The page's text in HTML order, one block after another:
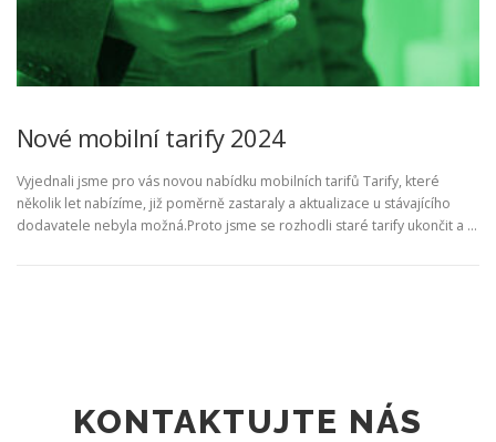
Nové mobilní tarify 2024
Vyjednali jsme pro vás novou nabídku mobilních tarifů Tarify, které
několik let nabízíme, již poměrně zastaraly a aktualizace u stávajícího
dodavatele nebyla možná.Proto jsme se rozhodli staré tarify ukončit a …
KONTAKTUJTE NÁS